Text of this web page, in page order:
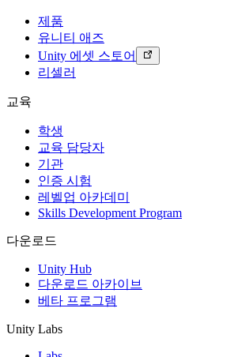
Unity로 광고하세요
활용 부문
모바일 게임
Unity로 모바일 히트작을 제작하고 성장
인디 게임
소규모 팀으로 대작 게임을 출시하세요.
XR 게임
여러 플랫폼에서 XR 게임을 출시하세요.
멀티플레이어 게임
멀티플레이어 게임 개발을 간소화하세요.
블로그
업데이트, 정보, 기술 팁
뉴스
자격증
Unity 숙련도를 입증하세요
제품
유니티 애즈
Unity 에셋 스토어
리셀러
교육
학생
교육 담당자
기관
인증 시험
레벨업 아카데미
Skills Development Program
다운로드
Unity Hub
다운로드 아카이브
베타 프로그램
Unity Labs